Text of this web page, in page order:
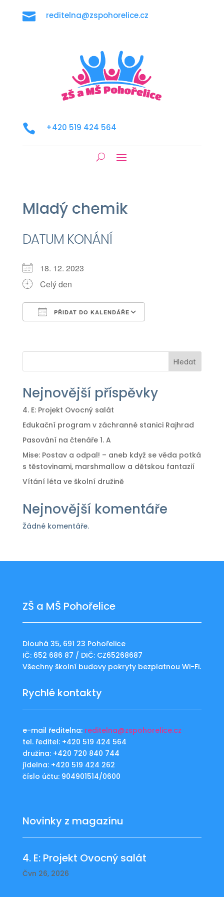
 reditelna@zspohorelice.cz
 +420 519 424 564
Mladý chemik
DATUM KONÁNÍ
18. 12. 2023
Celý den
PŘIDAT DO KALENDÁŘE
Hledat
Nejnovější příspěvky
4. E: Projekt Ovocný salát
Edukační program v záchranné stanici Rajhrad
Pasování na čtenáře 1. A
Mise: Postav a odpal! – aneb když se věda potká
s těstovinami, marshmallow a dětskou fantazií
Vítání léta ve školní družině
Nejnovější komentáře
Žádné komentáře.
ZŠ a MŠ Pohořelice
Dlouhá 35, 691 23 Pohořelice
IČ: 652 686 87 / DIČ: CZ65268687
Všechny školní budovy pokryty bezplatnou Wi-Fi.
Rychlé kontakty
e-mail ředitelna: reditelna@zspohorelice.cz
tel. ředitel: +420 519 424 564
družina: +420 720 840 744
jídelna: +420 519 424 262
číslo účtu: 904901514/0600
Novinky z magazínu
4. E: Projekt Ovocný salát
Čvn 26, 2026